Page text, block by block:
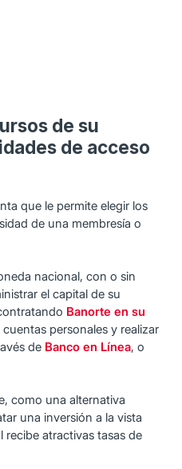
de su
de acceso
que le permite elegir los
de una membresía o
nacional, con o sin
el capital de su
Banorte en su
personales y realizar
de Banco en Línea, o
como una alternativa
una inversión a la vista
recibe atractivas tasas de